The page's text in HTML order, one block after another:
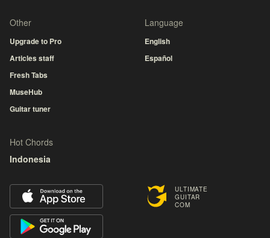
ULTIMATE
GUITAR
COM
Other
Upgrade to Pro
Articles staff
Fresh Tabs
MuseHub
Guitar tuner
Language
English
Español
Hot Chords
Indonesia